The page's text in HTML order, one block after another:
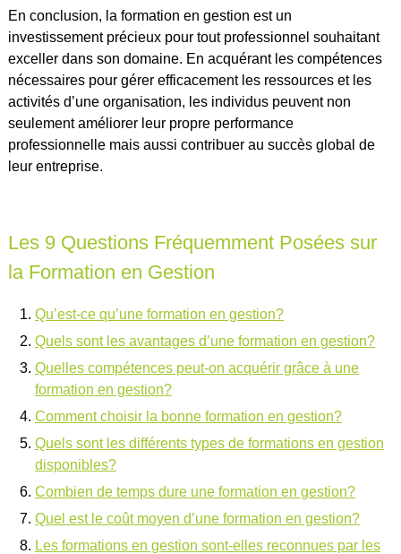
En conclusion, la formation en gestion est un
investissement précieux pour tout professionnel souhaitant
exceller dans son domaine. En acquérant les compétences
nécessaires pour gérer efficacement les ressources et les
activités d’une organisation, les individus peuvent non
seulement améliorer leur propre performance
professionnelle mais aussi contribuer au succès global de
leur entreprise.
Les 9 Questions Fréquemment Posées sur
la Formation en Gestion
Qu’est-ce qu’une formation en gestion?
Quels sont les avantages d’une formation en gestion?
Quelles compétences peut-on acquérir grâce à une
formation en gestion?
Comment choisir la bonne formation en gestion?
Quels sont les différents types de formations en gestion
disponibles?
Combien de temps dure une formation en gestion?
Quel est le coût moyen d’une formation en gestion?
Les formations en gestion sont-elles reconnues par les